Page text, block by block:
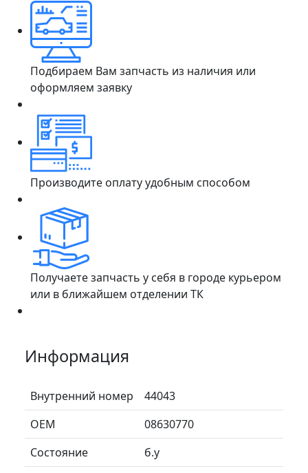
Подбираем Вам запчасть из наличия или
оформляем заявку
Производите оплату удобным способом
Получаете запчасть у себя в городе курьером
или в ближайшем отделении ТК
Информация
Внутренний номер
44043
ОЕМ
08630770
Состояние
б.у